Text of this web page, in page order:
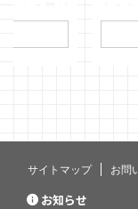
つけるか」
でき
なか
サイトマップ お問
お知らせ